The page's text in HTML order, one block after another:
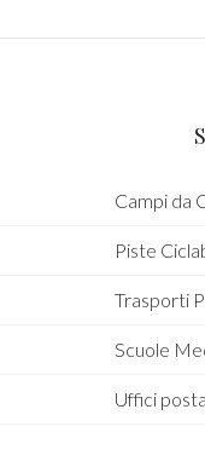
Campi da
Piste
Trasporti
Scuole
Uffici